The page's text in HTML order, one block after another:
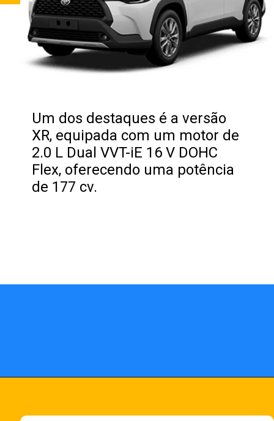
Um dos destaques é a versão
XR, equipada com um motor de
2.0 L Dual VVT-iE 16 V DOHC
Flex, oferecendo uma potência
de 177 cv.